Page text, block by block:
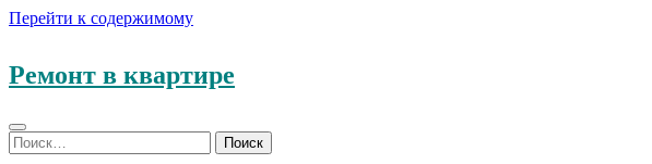
Перейти к содержимому
Ремонт в квартире